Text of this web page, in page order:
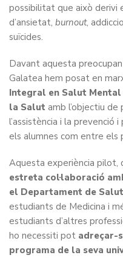
possibilitat que això derivi
d’ansietat, burnout,
suïcides.
Davant aquesta
Galatea hem posat en
Integral en Salut
la Salut amb l’objectiu
l’assistència i la
els alumnes com entre els
Aquesta experiència pilot,
estreta col·laboració
el Departament de Salut
estudiants de Medicina i
estudiants d’altres
ho necessiti pot adreçar-
programa de la seva